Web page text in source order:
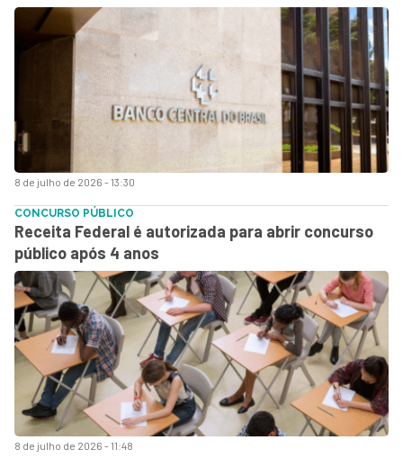
8 de julho de 2026 - 13:30
8 de julho de 2026 - 11:48
CONCURSO PÚBLICO
Receita Federal é autorizada para abrir concurso
público após 4 anos